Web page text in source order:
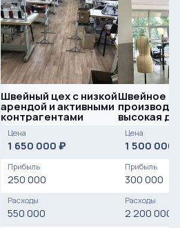
Швейный цех с низкой
арендой и активными
контрагентами
Цена
1 650 000 ₽
Прибыль
250 000
Расходы
550 000
Швейное
высокая
Цена
1 500 000
Прибыль
300 000
Расходы
2 200 000